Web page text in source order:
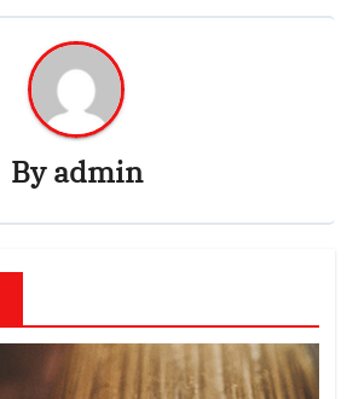
Byadmin